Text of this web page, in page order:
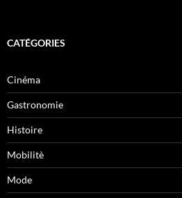
CATÉGORIES
Cinéma
Gastronomie
Histoire
Mobilitè
Mode